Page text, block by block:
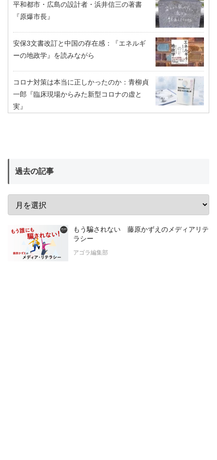
平和都市・広島の設計者・浜井信三の著書
『原爆市長』
安保3文書改訂と中国の存在感：『エネルギ
ーの地政学』を読みながら
コロナ対策は本当に正しかったのか：青柳貞
一郎『臨床現場からみた新型コロナの虚と
実』
過去の記事
もう騙されない 藤原かずえのメディアリテ
ラシー
アゴラ編集部